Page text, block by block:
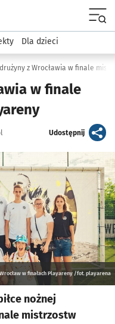
Sport i rekreacja
Dla dzieci
z Wrocławia w finale
w finale
Udostępnijartykuł
w finałach Playareny /fot. playarena
nożnej
mistrzostw